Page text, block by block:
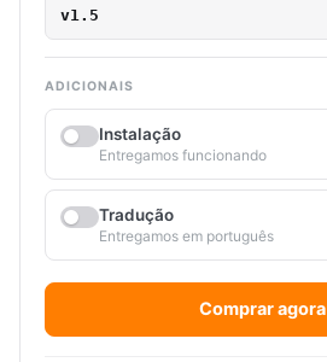
v1.5
ADICIONAIS
Instalação
Entregamos funcionando
Tradução
Entregamos em português
Comprar agora